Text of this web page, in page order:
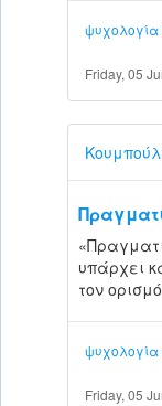
ψυχολογία
Friday, 05
υπάρχει
τον
ψυχολογία
Friday, 05